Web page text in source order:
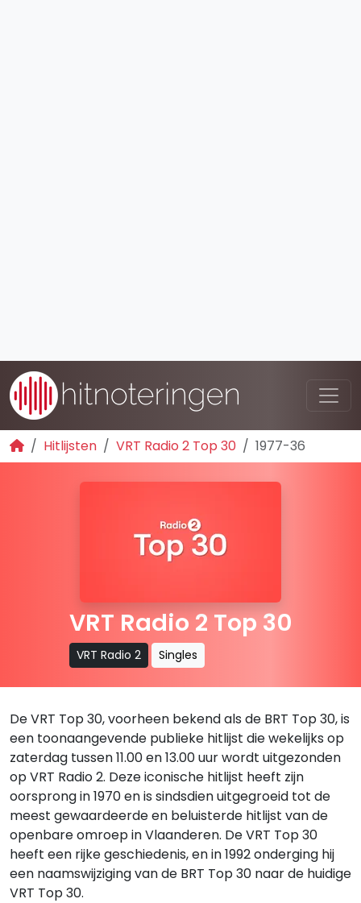
Hitlijsten VRT Radio 2 Top 30 1977-36
VRT Radio 2 Top 30
VRT Radio 2 Singles
De VRT Top 30, voorheen bekend als de BRT Top 30, is
een toonaangevende publieke hitlijst die wekelijks op
zaterdag tussen 11.00 en 13.00 uur wordt uitgezonden
op VRT Radio 2. Deze iconische hitlijst heeft zijn
oorsprong in 1970 en is sindsdien uitgegroeid tot de
meest gewaardeerde en beluisterde hitlijst van de
openbare omroep in Vlaanderen. De VRT Top 30
heeft een rijke geschiedenis, en in 1992 onderging hij
een naamswijziging van de BRT Top 30 naar de huidige
VRT Top 30.